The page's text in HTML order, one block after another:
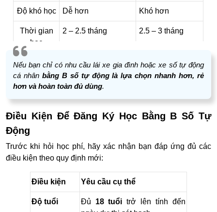
Độ khó học Dễ hơn Khó hơn
Thời gian
học
2 – 2.5 tháng 2.5 – 3 tháng
Học phí 20.405.000đ 20.305.000đ
Phù hợp với
Người dùng xe cá
chỉ dùng xe số tự
động
Tài xế chuyên
hoạt, nâng bằng
Nếu bạn chỉ có nhu cầu lái xe gia đình hoặc xe số tự động
cá nhân bằng B số tự động là lựa chọn nhanh hơn, rẻ
hơn và hoàn toàn đủ dùng.
Điều Kiện Để Đăng Ký Học Bằng B Số Tự
Động
Trước khi hỏi học phí, hãy xác nhận bạn đáp ứng đủ các
điều kiện theo quy định mới:
Điều kiện Yêu cầu cụ thể
Độ tuổi Đủ 18 tuổi trở lên tính đến